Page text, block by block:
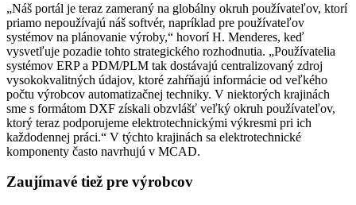
„Náš portál je teraz zameraný na globálny okruh používateľov, ktorí
priamo nepoužívajú náš softvér, napríklad pre používateľov
systémov na plánovanie výroby,“ hovorí H. Menderes, keď
vysvetľuje pozadie tohto strategického rozhodnutia. „Používatelia
systémov ERP a PDM/PLM tak dostávajú centralizovaný zdroj
vysokokvalitných údajov, ktoré zahŕňajú informácie od veľkého
počtu výrobcov automatizačnej techniky. V niektorých krajinách
sme s formátom DXF získali obzvlášť veľký okruh používateľov,
ktorý teraz podporujeme elektrotechnickými výkresmi pri ich
každodennej práci.“ V týchto krajinách sa elektrotechnické
komponenty často navrhujú v MCAD.
Zaujímavé tiež pre výrobcov